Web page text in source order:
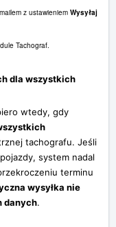
z ustawieniem Wysyłaj
Tachograf.
dla wszystkich
wtedy, gdy
tachografu. Jeśli
system nadal
terminu
wysyłka nie
danych.